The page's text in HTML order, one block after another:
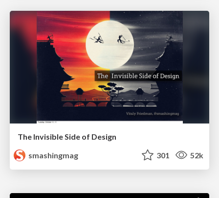
The Invisible Side of Design
smashingmag
301 52k